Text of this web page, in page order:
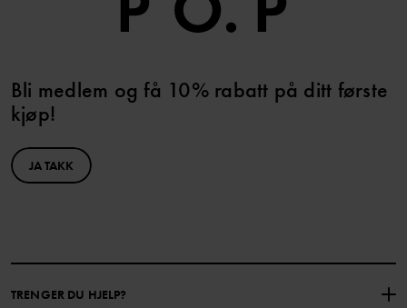
Bli medlem og få 10% rabatt på ditt første
kjøp!
JA TAKK
TRENGER DU HJELP?